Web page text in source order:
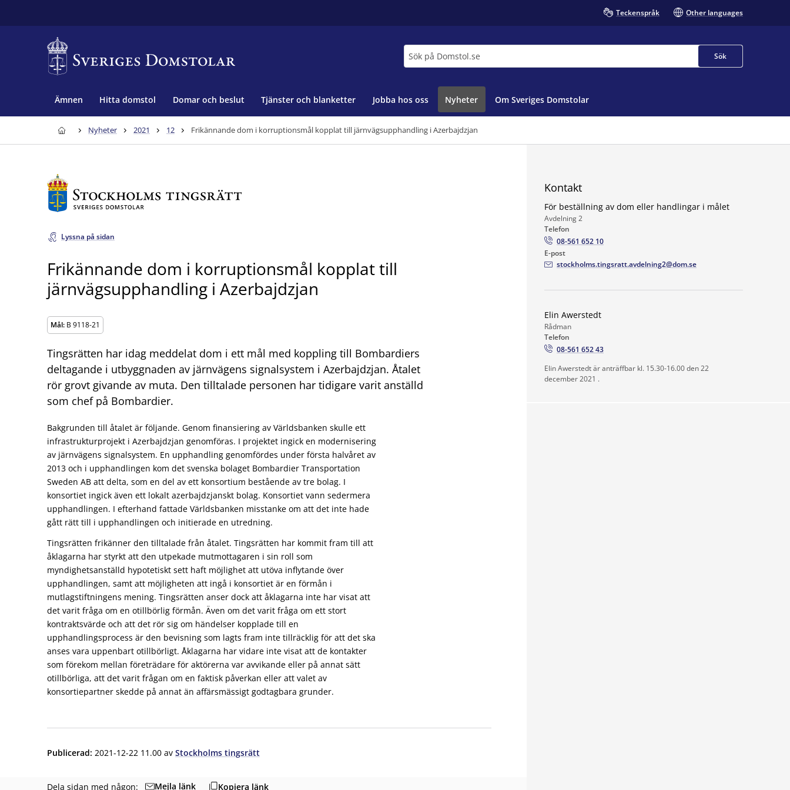
Teckenspråk Other languages
Sök
Ämnen Hitta domstol Domar och beslut Tjänster och blanketter Jobba hos oss Nyheter Om Sveriges Domstolar
Nyheter 2021 12 Frikännande dom i korruptionsmål kopplat till järnvägsupphandling i Azerbajdzjan
Lyssna på sidan
Frikännande dom i korruptionsmål kopplat till
järnvägsupphandling i Azerbajdzjan
Mål: B 9118-21
Tingsrätten har idag meddelat dom i ett mål med koppling till Bombardiers
deltagande i utbyggnaden av järnvägens signalsystem i Azerbajdzjan. Åtalet
rör grovt givande av muta. Den tilltalade personen har tidigare varit anställd
som chef på Bombardier.
Bakgrunden till åtalet är följande. Genom finansiering av Världsbanken skulle ett
infrastrukturprojekt i Azerbajdzjan genomföras. I projektet ingick en modernisering
av järnvägens signalsystem. En upphandling genomfördes under första halvåret av
2013 och i upphandlingen kom det svenska bolaget Bombardier Transportation
Sweden AB att delta, som en del av ett konsortium bestående av tre bolag. I
konsortiet ingick även ett lokalt azerbajdzjanskt bolag. Konsortiet vann sedermera
upphandlingen. I efterhand fattade Världsbanken misstanke om att det inte hade
gått rätt till i upphandlingen och initierade en utredning.
Tingsrätten frikänner den tilltalade från åtalet. Tingsrätten har kommit fram till att
åklagarna har styrkt att den utpekade mutmottagaren i sin roll som
myndighetsanställd hypotetiskt sett haft möjlighet att utöva inflytande över
upphandlingen, samt att möjligheten att ingå i konsortiet är en förmån i
mutlagstiftningens mening. Tingsrätten anser dock att åklagarna inte har visat att
det varit fråga om en otillbörlig förmån. Även om det varit fråga om ett stort
kontraktsvärde och att det rör sig om händelser kopplade till en
upphandlingsprocess är den bevisning som lagts fram inte tillräcklig för att det ska
anses vara uppenbart otillbörligt. Åklagarna har vidare inte visat att de kontakter
som förekom mellan företrädare för aktörerna var avvikande eller på annat sätt
otillbörliga, att det varit frågan om en faktisk påverkan eller att valet av
konsortiepartner skedde på annat än affärsmässigt godtagbara grunder.
Publicerad: 2021-12-22 11.00 av Stockholms tingsrätt
Dela sidan med någon: Mejla länk Kopiera länk
Kontakt
För beställning av dom eller handlingar i målet
Avdelning 2
Telefon
08-561 652 10
E-post
stockholms.tingsratt.avdelning2@dom.se
Elin Awerstedt
Rådman
Telefon
08-561 652 43
Elin Awerstedt är anträffbar kl. 15.30-16.00 den 22
december 2021 .